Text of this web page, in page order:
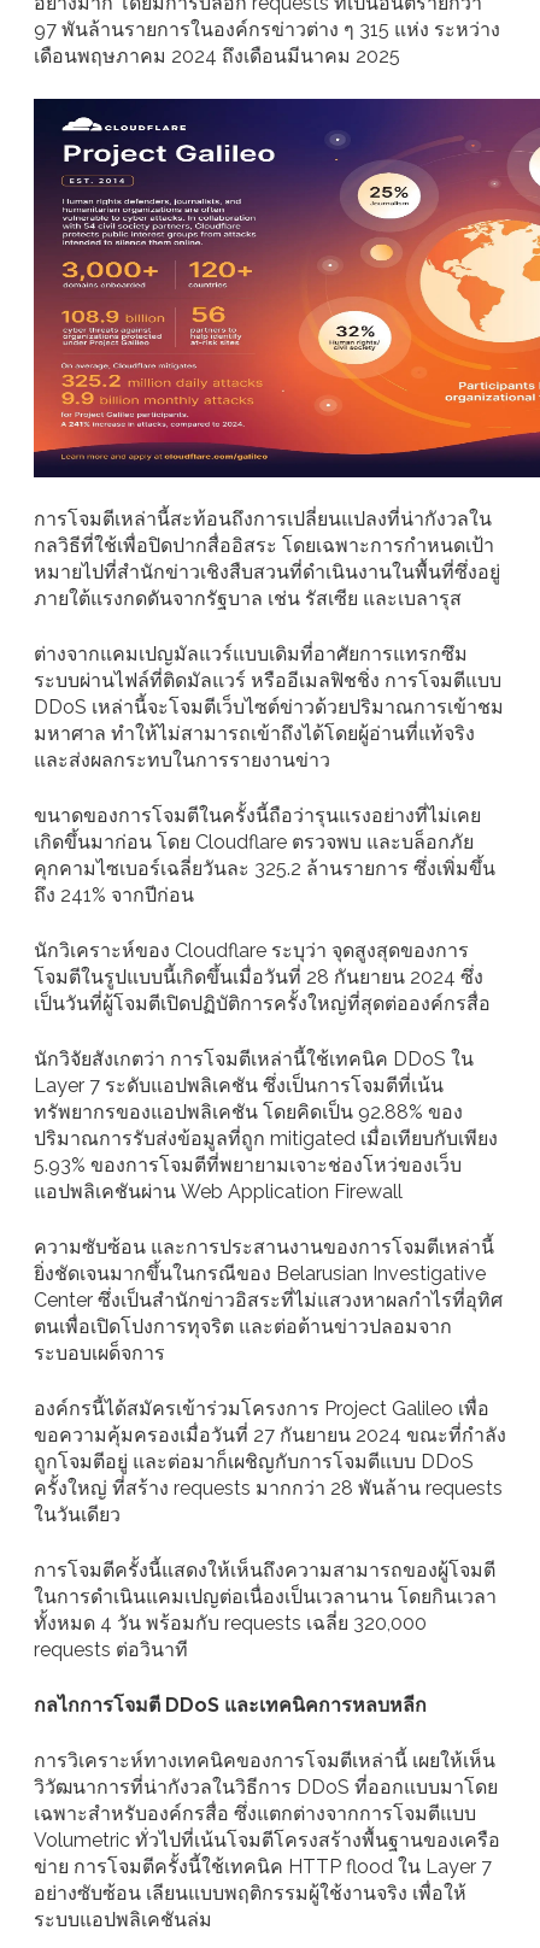
97 พันล้านรายการในองค์กรข่าวต่าง ๆ 315 แห่ง ระหว่าง
เดือนพฤษภาคม 2024 ถึงเดือนมีนาคม 2025
การโจมตีเหล่านี้สะท้อนถึงการเปลี่ยนแปลงที่น่ากังวลใน
กลวิธีที่ใช้เพื่อปิดปากสื่ออิสระ โดยเฉพาะการกำหนดเป้า
หมายไปที่สำนักข่าวเชิงสืบสวนที่ดำเนินงานในพื้นที่ซึ่งอยู่
ภายใต้แรงกดดันจากรัฐบาล เช่น รัสเซีย และเบลารุส
ต่างจากแคมเปญมัลแวร์แบบเดิมที่อาศัยการแทรกซึม
ระบบผ่านไฟล์ที่ติดมัลแวร์ หรืออีเมลฟิชชิ่ง การโจมตีแบบ
DDoS เหล่านี้จะโจมตีเว็บไซต์ข่าวด้วยปริมาณการเข้าชม
มหาศาล ทำให้ไม่สามารถเข้าถึงได้โดยผู้อ่านที่แท้จริง
และส่งผลกระทบในการรายงานข่าว
ขนาดของการโจมตีในครั้งนี้ถือว่ารุนแรงอย่างที่ไม่เคย
เกิดขึ้นมาก่อน โดย Cloudflare ตรวจพบ และบล็อกภัย
คุกคามไซเบอร์เฉลี่ยวันละ 325.2 ล้านรายการ ซึ่งเพิ่มขึ้น
ถึง 241% จากปีก่อน
นักวิเคราะห์ของ Cloudflare ระบุว่า จุดสูงสุดของการ
โจมตีในรูปแบบนี้เกิดขึ้นเมื่อวันที่ 28 กันยายน 2024 ซึ่ง
เป็นวันที่ผู้โจมตีเปิดปฏิบัติการครั้งใหญ่ที่สุดต่อองค์กรสื่อ
นักวิจัยสังเกตว่า การโจมตีเหล่านี้ใช้เทคนิค DDoS ใน
Layer 7 ระดับแอปพลิเคชัน ซึ่งเป็นการโจมตีที่เน้น
ทรัพยากรของแอปพลิเคชัน โดยคิดเป็น 92.88% ของ
ปริมาณการรับส่งข้อมูลที่ถูก mitigated เมื่อเทียบกับเพียง
5.93% ของการโจมตีที่พยายามเจาะช่องโหว่ของเว็บ
แอปพลิเคชันผ่าน Web Application Firewall
ความซับซ้อน และการประสานงานของการโจมตีเหล่านี้
ยิ่งชัดเจนมากขึ้นในกรณีของ Belarusian Investigative
Center ซึ่งเป็นสำนักข่าวอิสระที่ไม่แสวงหาผลกำไรที่อุทิศ
ตนเพื่อเปิดโปงการทุจริต และต่อต้านข่าวปลอมจาก
ระบอบเผด็จการ
องค์กรนี้ได้สมัครเข้าร่วมโครงการ Project Galileo เพื่อ
ขอความคุ้มครองเมื่อวันที่ 27 กันยายน 2024 ขณะที่กำลัง
ถูกโจมตีอยู่ และต่อมาก็เผชิญกับการโจมตีแบบ DDoS
ครั้งใหญ่ ที่สร้าง requests มากกว่า 28 พันล้าน requests
ในวันเดียว
การโจมตีครั้งนี้แสดงให้เห็นถึงความสามารถของผู้โจมตี
ในการดำเนินแคมเปญต่อเนื่องเป็นเวลานาน โดยกินเวลา
ทั้งหมด 4 วัน พร้อมกับ requests เฉลี่ย 320,000
requests ต่อวินาที
กลไกการโจมตี DDoS และเทคนิคการหลบหลีก
การวิเคราะห์ทางเทคนิคของการโจมตีเหล่านี้ เผยให้เห็น
วิวัฒนาการที่น่ากังวลในวิธีการ DDoS ที่ออกแบบมาโดย
เฉพาะสำหรับองค์กรสื่อ ซึ่งแตกต่างจากการโจมตีแบบ
Volumetric ทั่วไปที่เน้นโจมตีโครงสร้างพื้นฐานของเครือ
ข่าย การโจมตีครั้งนี้ใช้เทคนิค HTTP flood ใน Layer 7
อย่างซับซ้อน เลียนแบบพฤติกรรมผู้ใช้งานจริง เพื่อให้
ระบบแอปพลิเคชันล่ม